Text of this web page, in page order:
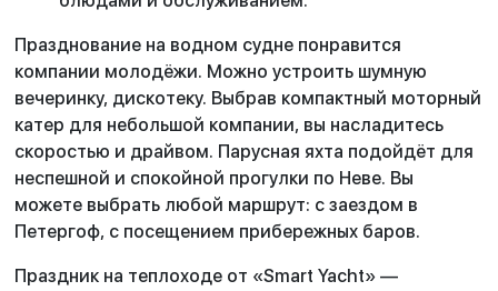
Празднование на водном судне понравится
компании молодёжи. Можно устроить шумную
вечеринку, дискотеку. Выбрав компактный моторный
катер для небольшой компании, вы насладитесь
скоростью и драйвом. Парусная яхта подойдёт для
неспешной и спокойной прогулки по Неве. Вы
можете выбрать любой маршрут: с заездом в
Петергоф, с посещением прибережных баров.
Праздник на теплоходе от «Smart Yacht» —